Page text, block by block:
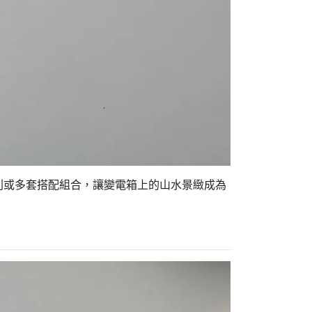
多套搭配組合，讓變電箱上的山水景緻成為